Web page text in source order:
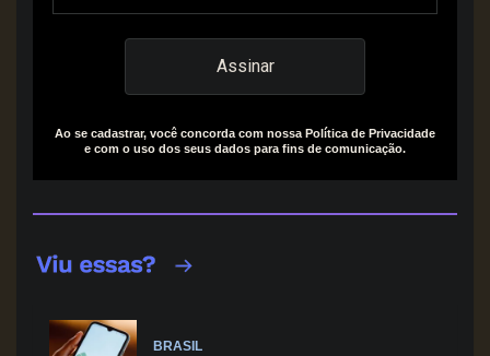
Ao se cadastrar, você concorda com nossa Política de Privacidade
e com o uso dos seus dados para fins de comunicação.
BRASIL